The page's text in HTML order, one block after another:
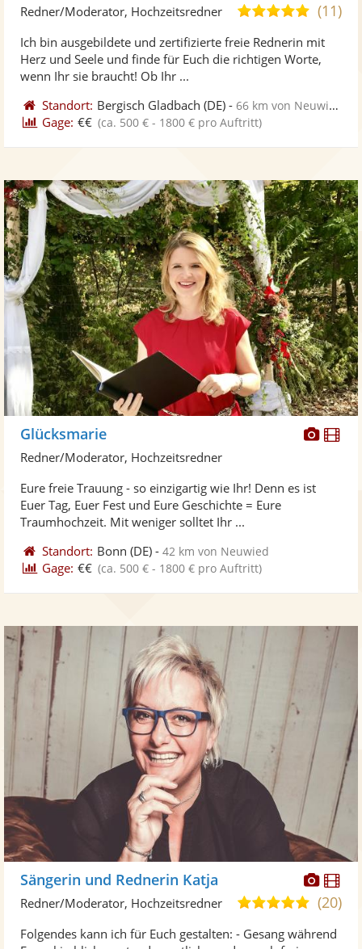
Fotos
5,0
5
Sternen
(11)
Redner/Moderator, Hochzeitsredner
Ich bin ausgebildete und zertifizierte freie Rednerin mit
Herz und Seele und finde für Euch die richtigen Worte,
wenn Ihr sie braucht! Ob Ihr ...
Standort: Bergisch Gladbach (DE) -66 km von Neuwied
Gage: €€ (ca. 500 € - 1800 € pro Auftritt)
Glücksmarie
Redner/Moderator, Hochzeitsredner
Eure freie Trauung - so einzigartig wie Ihr! Denn es ist
Euer Tag, Euer Fest und Eure Geschichte = Eure
Traumhochzeit. Mit weniger solltet Ihr ...
Standort: Bonn (DE) -42 km von Neuwied
Gage: €€ (ca. 500 € - 1800 € pro Auftritt)
Fotos
Sängerin und Rednerin Katja
5,0
5
(20)
Redner/Moderator, Hochzeitsredner
Folgendes kann ich für Euch gestalten: - Gesang während